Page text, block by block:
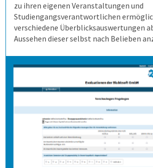
Fortgeschritten
Mehrsprachige Fragebögen
Selbstgestaltete
Audit-Log
Dienstleistungen
zu ihren eigenen Veranstaltungen und
Studiengangsverantwortlichen
verschiedene Überblicksauswertungen
Aussehen dieser selbst nach Belieben